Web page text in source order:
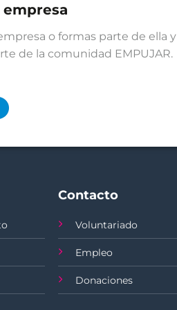
o formas parte de ella y
de la comunidad EMPUJAR.
Contacto
Voluntariado
Empleo
Donaciones